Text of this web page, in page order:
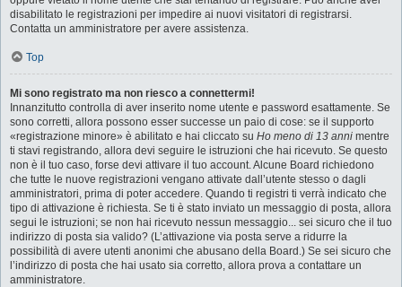
disabilitato le registrazioni per impedire ai nuovi visitatori di registrarsi.
Contatta un amministratore per avere assistenza.
Top
Mi sono registrato ma non riesco a connettermi!
Innanzitutto controlla di aver inserito nome utente e password esattamente. Se
sono corretti, allora possono esser successe un paio di cose: se il supporto
«registrazione minore» è abilitato e hai cliccato su Ho meno di 13 anni mentre
ti stavi registrando, allora devi seguire le istruzioni che hai ricevuto. Se questo
non è il tuo caso, forse devi attivare il tuo account. Alcune Board richiedono
che tutte le nuove registrazioni vengano attivate dall’utente stesso o dagli
amministratori, prima di poter accedere. Quando ti registri ti verrà indicato che
tipo di attivazione è richiesta. Se ti è stato inviato un messaggio di posta, allora
segui le istruzioni; se non hai ricevuto nessun messaggio... sei sicuro che il tuo
indirizzo di posta sia valido? (L’attivazione via posta serve a ridurre la
possibilità di avere utenti anonimi che abusano della Board.) Se sei sicuro che
l’indirizzo di posta che hai usato sia corretto, allora prova a contattare un
amministratore.